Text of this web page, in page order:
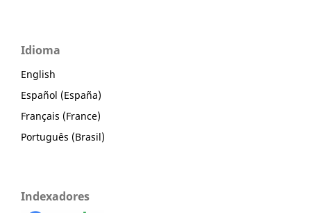
Idioma
English
Español (España)
Français (France)
Português (Brasil)
Indexadores